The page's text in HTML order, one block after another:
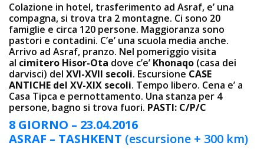
Colazione in hotel, trasferimento ad Asraf, e’ una
compagna, si trova tra 2 montagne. Ci sono 20
famiglie e circa 120 persone. Maggioranza sono
pastori e contadini. C’e’ una scuola media anche.
Arrivo ad Asraf, pranzo. Nel pomeriggio visita
al cimitero Hisor-Ota dove c’e’ Khonaqo (casa dei
darvisci) del XVI-XVII secoli. Escursione CASE
ANTICHE del XV-XIX secoli. Tempo libero. Cena e’ a
Casa Tipca e pernottamento. Una stanza per 4
persone, bagno si trova fuori. PASTI: C/P/C
8 GIORNO – 23.04.2016
ASRAF – TASHKENT (escursione + 300 km)